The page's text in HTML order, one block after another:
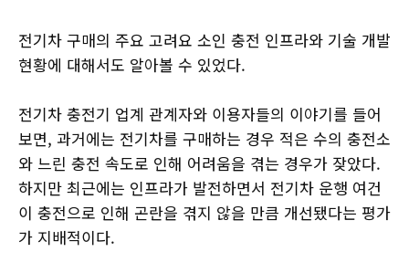
전기차 구매의 주요 고려요 소인 충전 인프라와 기술 개발
현황에 대해서도 알아볼 수 있었다.
전기차 충전기 업계 관계자와 이용자들의 이야기를 들어
보면, 과거에는 전기차를 구매하는 경우 적은 수의 충전소
와 느린 충전 속도로 인해 어려움을 겪는 경우가 잦았다.
하지만 최근에는 인프라가 발전하면서 전기차 운행 여건
이 충전으로 인해 곤란을 겪지 않을 만큼 개선됐다는 평가
가 지배적이다.